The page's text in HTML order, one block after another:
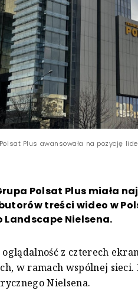
Plus awansowała na pozycję
Polsat Plus miała
treści wideo w
Landscape Nielsena.
z czterech
w ramach wspólnej sieci.
Nielsena.